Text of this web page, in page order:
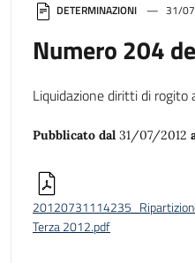
DETERMINAZIONI 31/
Numero 204
Liquidazione diritti di rogito
Pubblicato dal 31/07/2012
Terza 2012.pdf